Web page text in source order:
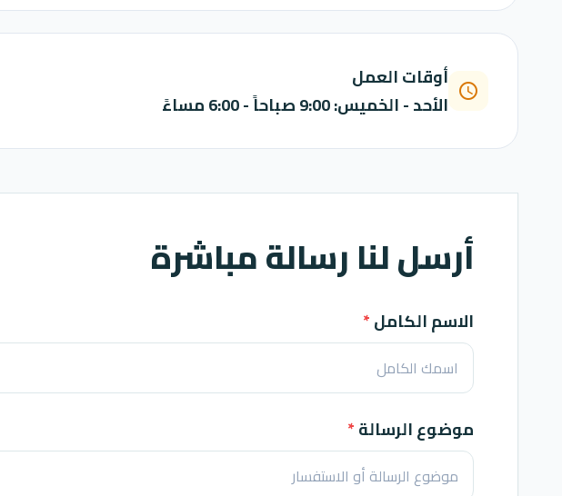
schedule أوقات العمل
الأحد - الخميس: 9:00 صباحاً - 6:00 مساءً
أرسل لنا رسالة مباشرة
الاسم الكامل*
موضوع الرسالة*